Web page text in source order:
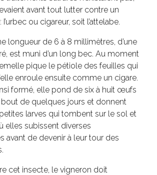
avant tout lutter contre un
ou cigareur, soit l’attelabe.
longueur de 6 à 8 millimètres, d’une
est muni d’un long bec. Au moment
pique le pétiole des feuilles qui
enroule ensuite comme un cigare.
formé, elle pond de six à huit œufs
de quelques jours et donnent
larves qui tombent sur le sol et
elles subissent diverses
avant de devenir à leur tour des
cet insecte, le vigneron doit